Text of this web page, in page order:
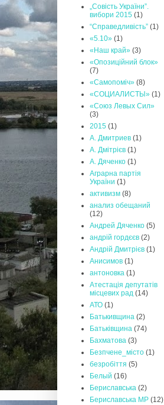
„Совість України”.
вибори 2015 (1)
“Справедливість” (1)
«5.10» (1)
«Наш край» (3)
«Опозиційний блок»
(7)
«Самопоміч» (8)
«СОЦИАЛИСТЫ» (1)
«Союз Левых Сил»
(3)
2015 (1)
А. Дмитриев (1)
А. Дмітрієв (1)
А. Дяченко (1)
Аграрна партія
України (1)
активизм (8)
анализ обещаний
(12)
Андрей Дяченко (5)
андрій гордєєв (2)
Андрій Дмитрієв (1)
Анисимов (1)
антоновка (1)
Атестація депутатів
місцевих рад (14)
АТО (1)
Батькивщина (2)
Батьківщина (74)
Бахматова (3)
Безпчене_місто (1)
безробіття (5)
Белый (16)
Бериславська (2)
Бериславська МР (12)